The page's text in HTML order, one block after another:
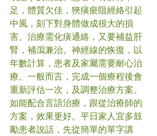
足，體質欠佳，狹痰瘀阻經絡引起
中風，刻下對身體做成很大的損
害。治療需化痰通絡，又要補益肝
腎，補瀉兼治。神經線的恢復，以
年數計算，患者及家屬需要耐心治
療。一般而言，完成一個療程後會
重新評估一次，及調整治療方案。
如能配合言語治療，跟從治療師的
方案，效果更好。平日家人宜多鼓
勵患者說話，先從簡單的單字講